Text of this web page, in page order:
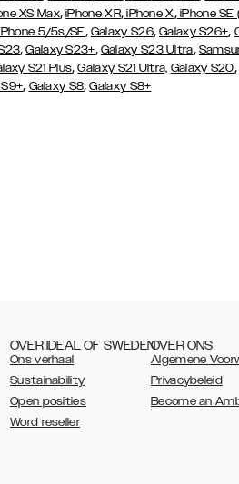
XS Max,iPhone XR,iPhone X,iPhone
5/5s/SE, Galaxy S26,Galaxy S26+,
,Galaxy S23+, Galaxy S23 Ultra,
S21 Plus,Galaxy S21 Ultra, Galaxy S20,
, Galaxy S8,Galaxy S8+
OVER IDEAL OF SWEDEN
Ons verhaal
Sustainability
Open posities
Word reseller
OVER ONS
Algemene
Privacybeleid
Become an